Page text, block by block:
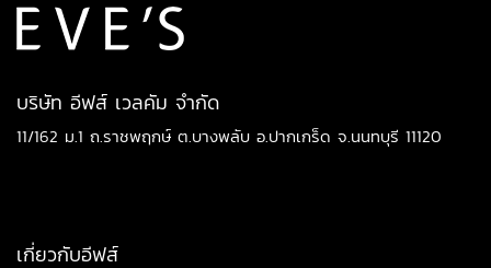
บริษัท อีฟส์ เวลคัม จำกัด
11/162 ม.1 ถ.ราชพฤกษ์ ต.บางพลับ อ.ปากเกร็ด จ.นนทบุรี 11120
เกี่ยวกับอีฟส์